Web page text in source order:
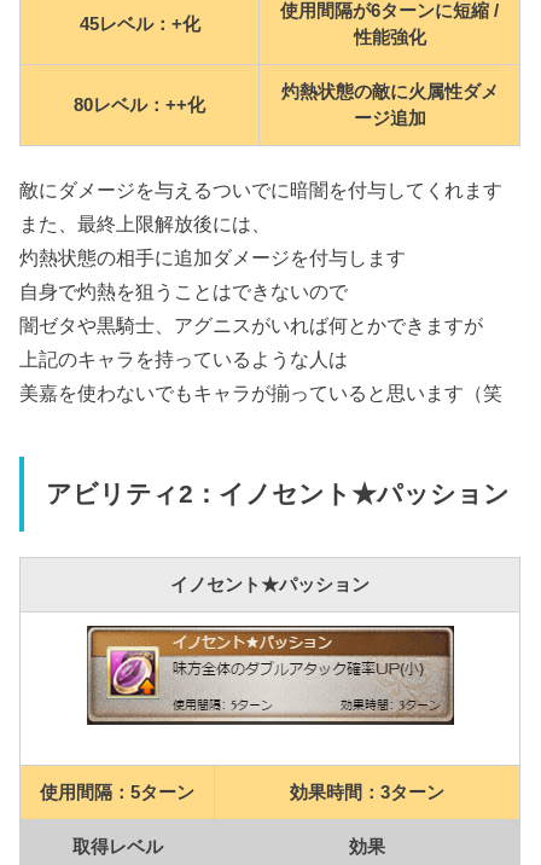
45レベル：+化
使用間隔が6ターンに短縮 /
性能強化
80レベル：++化
灼熱状態の敵に火属性ダメ
ージ追加
敵にダメージを与えるついでに暗闇を付与してくれます
また、最終上限解放後には、
灼熱状態の相手に追加ダメージを付与します
自身で灼熱を狙うことはできないので
闇ゼタや黒騎士、アグニスがいれば何とかできますが
上記のキャラを持っているような人は
美嘉を使わないでもキャラが揃っていると思います（笑
アビリティ2：イノセント★パッション
イノセント★パッション
使用間隔：5ターン 効果時間：3ターン
取得レベル 効果